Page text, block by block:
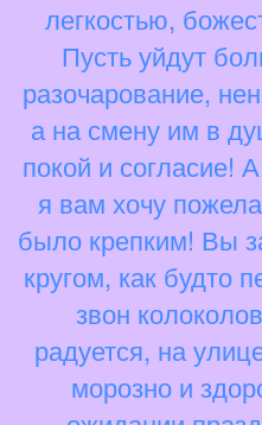
легкостью,
Пусть уйдут
разочарование,
а на смену им в
покой и согласие!
я вам хочу
было крепким! Вы
кругом, как будто
звон
радуется, на
морозно и